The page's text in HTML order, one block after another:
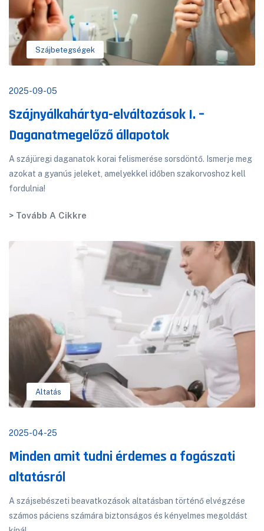
Szájbetegségek
2025-09-05
Szájnyálkahártya-elváltozások I. –
Daganatmegelőző állapotok
A szájüregi daganatok korai felismerése sorsdöntő. Ismerje meg
azokat a gyanús jeleket, amelyekkel időben szakorvoshoz kell
fordulnia!
> Tovább A Cikkre
Altatás
2025-04-25
Minden amit tudni érdemes a fogászati
altatásról
A szájsebészeti beavatkozások altatásban történő elvégzése
számos páciens számára biztonságos és kényelmes megoldást